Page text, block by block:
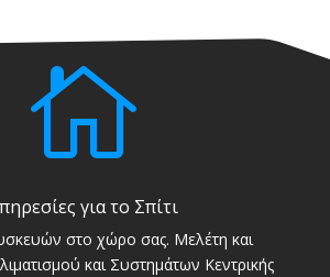

για το Σπίτι
στο χώρο σας. Μελέτη και
και Συστημάτων Κεντρικής